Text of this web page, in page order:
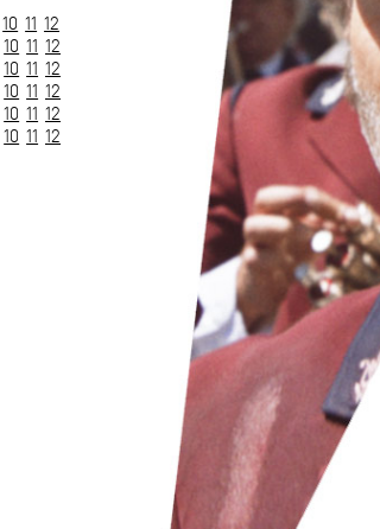
10 11 12
10 11 12
10 11 12
10 11 12
10 11 12
10 11 12